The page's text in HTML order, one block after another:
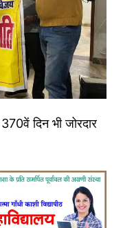
दिन भी जोरदार